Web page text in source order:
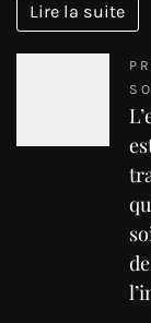
Lire la suite